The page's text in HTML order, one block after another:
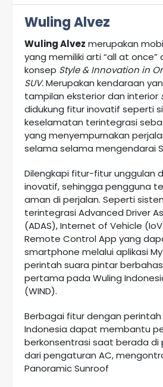
Wuling Alvez
Wuling Alvez merupakan mobi
yang memiliki arti “all at once”
konsep Style & Innovation in
SUV.Merupakan kendaraan
tampilan eksterior dan interior
didukung fitur inovatif seperti
keselamatan terintegrasi
yang menyempurnakan
selama selama mengendarai
Dilengkapi fitur-fitur unggulan
inovatif, sehingga pengguna
aman di perjalan. Seperti
terintegrasi Advanced Driver
(ADAS), Internet of Vehicle
Remote Control App yang
smartphone melalui aplikasi
perintah suara pintar
pertama pada Wuling
(WIND).
Berbagai fitur dengan
Indonesia dapat membantu
berkonsentrasi saat berada di
dari pengaturan AC,
Panoramic Sunroof